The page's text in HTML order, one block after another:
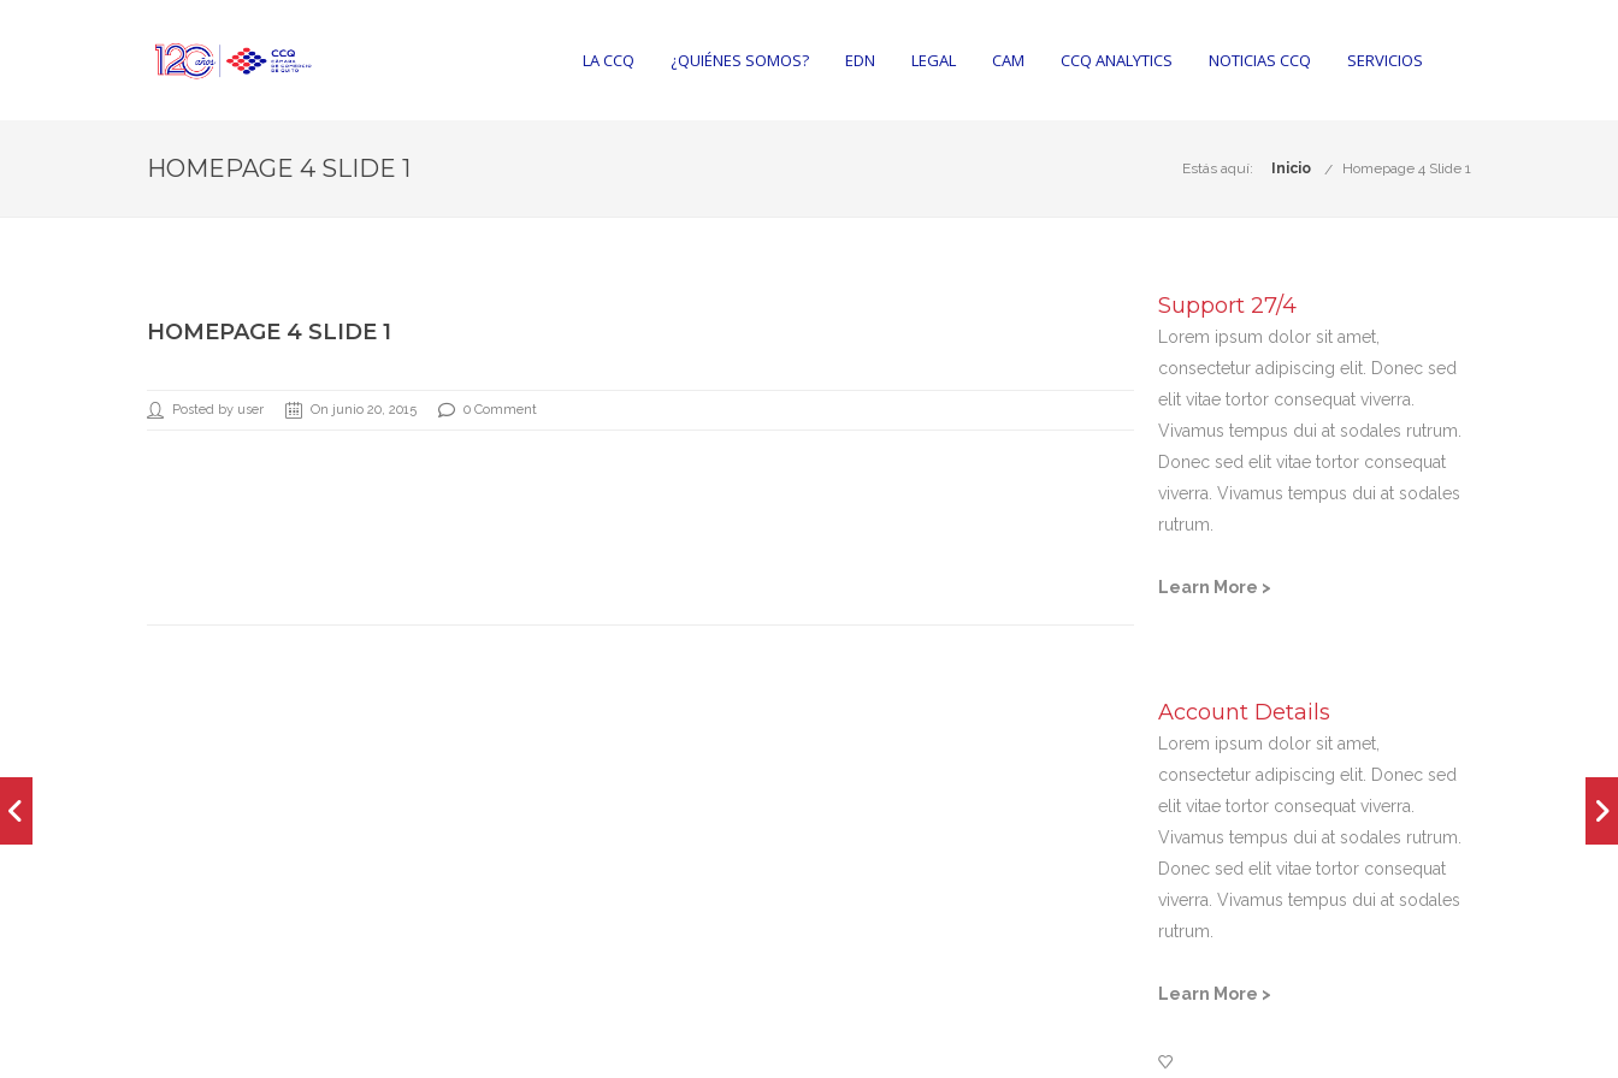
LA CCQ ¿QUIÉNES SOMOS? EDN LEGAL CAM CCQ ANALYTICS NOTICIAS CCQ SERVICIOS
HOMEPAGE 4 SLIDE 1 Estás aquí: Inicio Homepage 4 Slide 1
HOMEPAGE 4 SLIDE 1
Posted by user On junio 20, 2015 0 Comment
Support 27/4
Lorem ipsum dolor sit amet,
consectetur adipiscing elit. Donec sed
elit vitae tortor consequat viverra.
Vivamus tempus dui at sodales rutrum.
Donec sed elit vitae tortor consequat
viverra. Vivamus tempus dui at sodales
rutrum.
Learn More >
Account Details
Lorem ipsum dolor sit amet,
consectetur adipiscing elit. Donec sed
elit vitae tortor consequat viverra.
Vivamus tempus dui at sodales rutrum.
Donec sed elit vitae tortor consequat
viverra. Vivamus tempus dui at sodales
rutrum.
Learn More >